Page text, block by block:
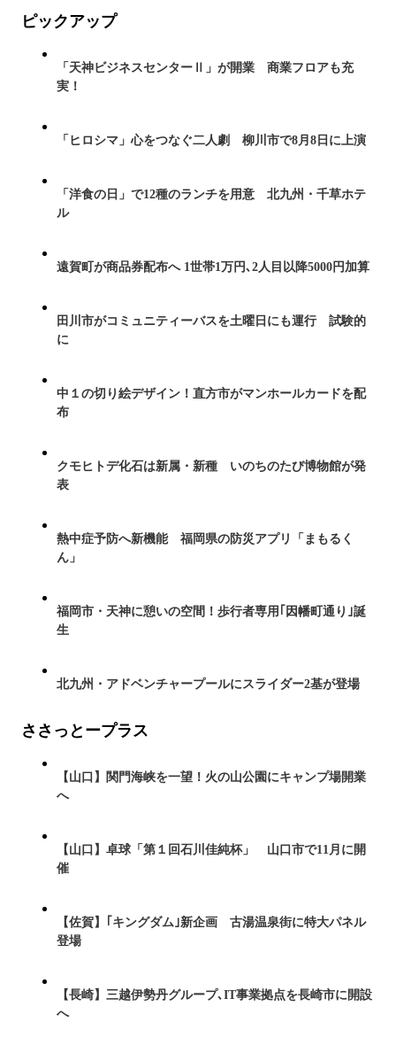
ピックアップ
「天神ビジネスセンターⅡ」が開業 商業フロアも充
実！
「ヒロシマ」心をつなぐ二人劇 柳川市で8月8日に上演
「洋食の日」で12種のランチを用意 北九州・千草ホテ
ル
遠賀町が商品券配布へ 1世帯1万円､2人目以降5000円加算
田川市がコミュニティーバスを土曜日にも運行 試験的
に
中１の切り絵デザイン！直方市がマンホールカードを配
布
クモヒトデ化石は新属・新種 いのちのたび博物館が発
表
熱中症予防へ新機能 福岡県の防災アプリ「まもるく
ん」
福岡市・天神に憩いの空間！歩行者専用｢因幡町通り｣誕
生
北九州・アドベンチャープールにスライダー2基が登場
ささっとープラス
【山口】関門海峡を一望！火の山公園にキャンプ場開業
へ
【山口】卓球「第１回石川佳純杯」 山口市で11月に開
催
【佐賀】｢キングダム｣新企画 古湯温泉街に特大パネル
登場
【長崎】三越伊勢丹グループ､IT事業拠点を長崎市に開設
へ